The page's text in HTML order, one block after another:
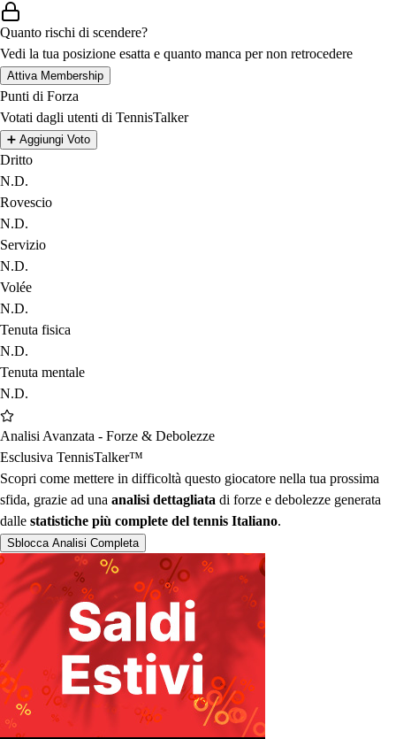
Quanto rischi di scendere?
Vedi la tua posizione esatta e quanto manca per non retrocedere
Attiva Membership
Punti di Forza
Votati dagli utenti di TennisTalker
➕ Aggiungi Voto
Dritto
N.D.
Rovescio
N.D.
Servizio
N.D.
Volée
N.D.
Tenuta fisica
N.D.
Tenuta mentale
N.D.
Analisi Avanzata - Forze & Debolezze
Esclusiva TennisTalker™︎
Scopri come mettere in difficoltà questo giocatore nella tua prossima
sfida, grazie ad una analisi dettagliata di forze e debolezze generata
dalle statistiche più complete del tennis Italiano.
Sblocca Analisi Completa